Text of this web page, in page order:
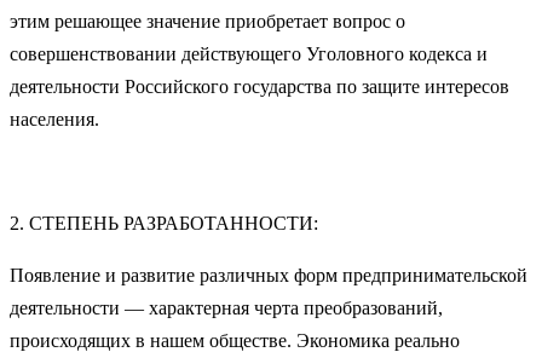
этим решающее значение приобретает вопрос о
совершенствовании действующего Уголовного кодекса и
деятельности Российского государства по защите интересов
населения.
2. СТЕПЕНЬ РАЗРАБОТАННОСТИ:
Появление и развитие различных форм предпринимательской
деятельности — характерная черта преобразований,
происходящих в нашем обществе. Экономика реально